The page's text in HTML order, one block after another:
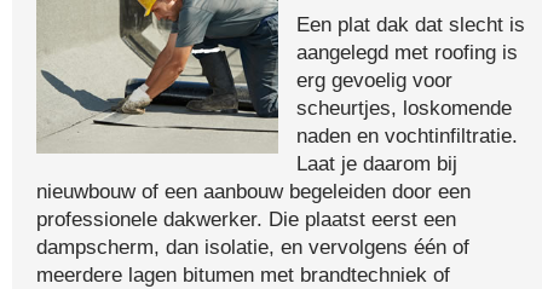
Een plat dak dat slecht is
aangelegd met roofing is
erg gevoelig voor
scheurtjes, loskomende
naden en vochtinfiltratie.
Laat je daarom bij
nieuwbouw of een aanbouw begeleiden door een
professionele dakwerker. Die plaatst eerst een
dampscherm, dan isolatie, en vervolgens één of
meerdere lagen bitumen met brandtechniek of